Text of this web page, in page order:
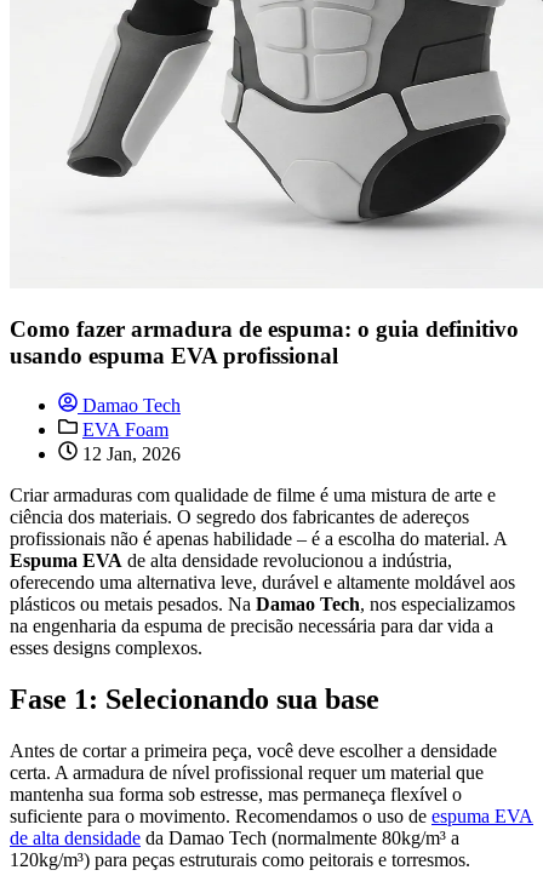
Como fazer armadura de espuma: o guia definitivo
usando espuma EVA profissional
Damao Tech
EVA Foam
12 Jan, 2026
Criar armaduras com qualidade de filme é uma mistura de arte e
ciência dos materiais. O segredo dos fabricantes de adereços
profissionais não é apenas habilidade – é a escolha do material. A
Espuma EVA de alta densidade revolucionou a indústria,
oferecendo uma alternativa leve, durável e altamente moldável aos
plásticos ou metais pesados. Na Damao Tech, nos especializamos
na engenharia da espuma de precisão necessária para dar vida a
esses designs complexos.
Fase 1: Selecionando sua base
Antes de cortar a primeira peça, você deve escolher a densidade
certa. A armadura de nível profissional requer um material que
mantenha sua forma sob estresse, mas permaneça flexível o
suficiente para o movimento. Recomendamos o uso de espuma EVA
de alta densidade da Damao Tech (normalmente 80kg/m³ a
120kg/m³) para peças estruturais como peitorais e torresmos.